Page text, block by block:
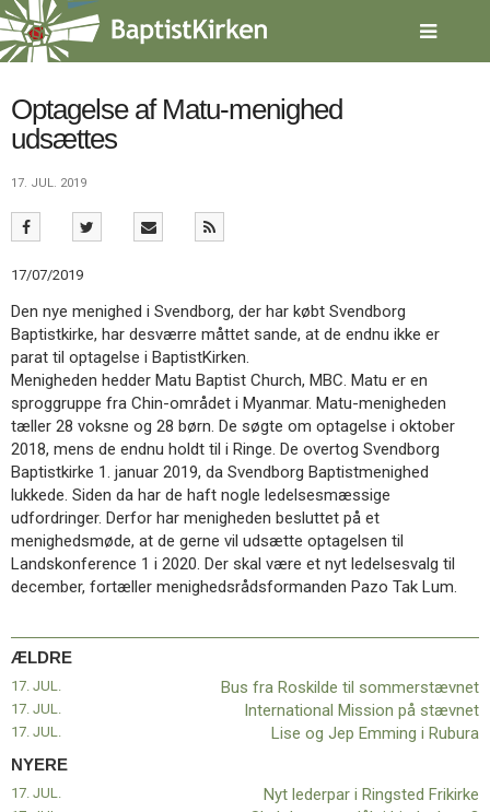
Spring
menu
over
gå
indholdVend
forsiden
Forside
3.0:
Kalender
4.0:
Inspiration
5.0:
Værktøjskassen
6.0:
Mission
7.0:
Om
BaptistKirken
8.0:
Kontakt
9.0:
Forside
10.0:
Nyheder
11.0:
Kalender
12.0:
Inspiration
13.0:
Værktøjskassen
14.0:
Mission
15.0:
Om
16.0:
Kontakt
indlæg:
Nyt
lederpar
Ringsted
Optagelse af Matu-menighed
udsættes
17. JUL. 2019
17/07/2019
Den nye menighed i Svendborg, der har købt Svendborg
Baptistkirke, har desværre måttet sande, at de endnu ikke er
parat til optagelse i BaptistKirken.
Menigheden hedder Matu Baptist Church, MBC. Matu er en
sproggruppe fra Chin-området i Myanmar. Matu-menigheden
tæller 28 voksne og 28 børn. De søgte om optagelse i oktober
2018, mens de endnu holdt til i Ringe. De overtog Svendborg
Baptistkirke 1. januar 2019, da Svendborg Baptistmenighed
lukkede. Siden da har de haft nogle ledelsesmæssige
udfordringer. Derfor har menigheden besluttet på et
menighedsmøde, at de gerne vil udsætte optagelsen til
Landskonference 1 i 2020. Der skal være et nyt ledelsesvalg til
december, fortæller menighedsrådsformanden Pazo Tak Lum.
ÆLDRE
17. JUL. Bus fra Roskilde til sommerstævnet
17. JUL. International Mission på stævnet
17. JUL. Lise og Jep Emming i Rubura
NYERE
Nyt lederpar i Ringsted Frikirke
17. JUL.